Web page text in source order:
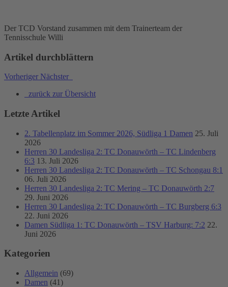
Der TCD Vorstand zusammen mit dem Trainerteam der
Tennisschule Willi
Artikel durchblättern
Vorheriger Nächster
zurück zur Übersicht
Letzte Artikel
2. Tabellenplatz im Sommer 2026, Südliga 1 Damen 25. Juli
2026
Herren 30 Landesliga 2: TC Donauwörth – TC Lindenberg
6:3 13. Juli 2026
Herren 30 Landesliga 2: TC Donauwörth – TC Schongau 8:1
06. Juli 2026
Herren 30 Landesliga 2: TC Mering – TC Donauwörth 2:7
29. Juni 2026
Herren 30 Landesliga 2: TC Donauwörth – TC Burgberg 6:3
22. Juni 2026
Damen Südliga 1: TC Donauwörth – TSV Harburg: 7:2 22.
Juni 2026
Kategorien
Allgemein (69)
Damen (41)